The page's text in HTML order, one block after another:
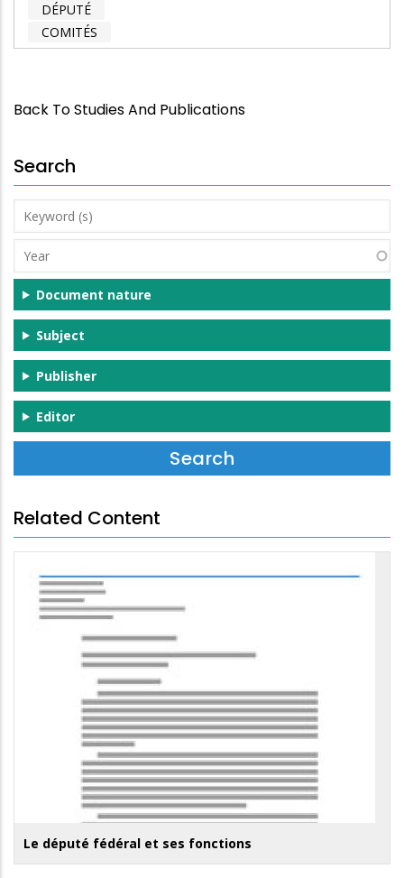
DÉPUTÉ
COMITÉS
Back To Studies And Publications
Search
Keyword
(s)
Year
Document nature
Subject
Publisher
Editor
Related Content
Le député fédéral et ses fonctions